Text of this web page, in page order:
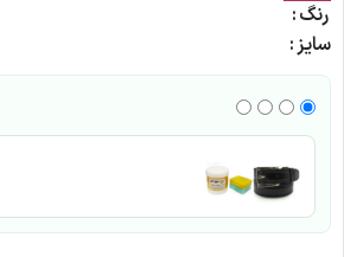
رنگ
سایز